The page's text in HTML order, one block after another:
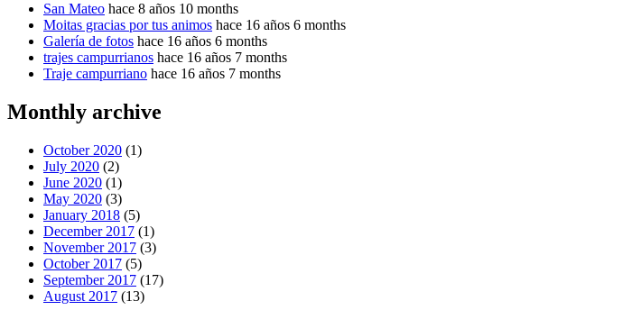
San Mateo hace 8 años 10 months
Moitas gracias por tus animos hace 16 años 6 months
Galería de fotos hace 16 años 6 months
trajes campurrianos hace 16 años 7 months
Traje campurriano hace 16 años 7 months
Monthly archive
October 2020 (1)
July 2020 (2)
June 2020 (1)
May 2020 (3)
January 2018 (5)
December 2017 (1)
November 2017 (3)
October 2017 (5)
September 2017 (17)
August 2017 (13)